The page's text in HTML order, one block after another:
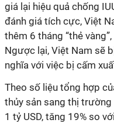
giá lại hiệu quả chống
đánh giá tích cực, Việt
thêm 6 tháng “thẻ
Ngược lại, Việt Nam sẽ
nghĩa với việc bị cấm
Theo số liệu tổng hợp
thủy sản sang thị trường
1 tỷ USD, tăng 19% so